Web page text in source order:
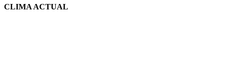
CLIMA ACTUAL